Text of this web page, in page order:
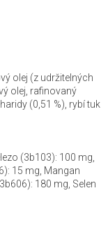
olej (z udržitelných
olej, rafinovaný
(0,51 %), rybí tuk
(3b103): 100 mg,
15 mg, Mangan
180 mg, Selen